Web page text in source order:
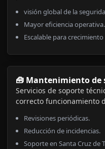
visión global de la
Mayor eficiencia operativa.
Escalable para
🧰 Mantenimiento de
Servicios de soporte
correcto funcionamiento
Revisiones periódicas.
Reducción de incidencias.
Soporte en Santa Cruz de